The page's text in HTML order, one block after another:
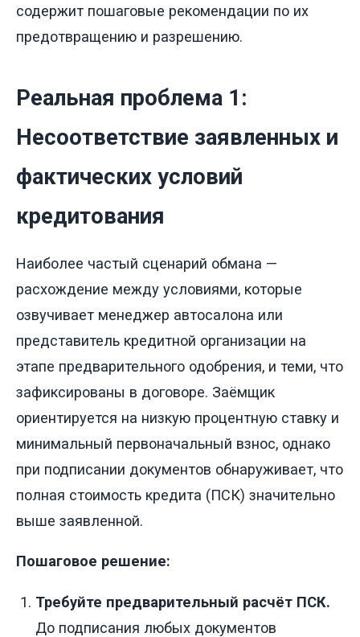
содержит пошаговые рекомендации по их
предотвращению и разрешению.
Реальная проблема 1:
Несоответствие заявленных и
фактических условий
кредитования
Наиболее частый сценарий обмана —
расхождение между условиями, которые
озвучивает менеджер автосалона или
представитель кредитной организации на
этапе предварительного одобрения, и теми, что
зафиксированы в договоре. Заёмщик
ориентируется на низкую процентную ставку и
минимальный первоначальный взнос, однако
при подписании документов обнаруживает, что
полная стоимость кредита (ПСК) значительно
выше заявленной.
Пошаговое решение:
Требуйте предварительный расчёт ПСК.
До подписания любых документов